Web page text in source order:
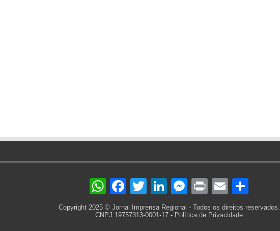
WhatsApp
Facebook
TwitterLinkedIn
Messenger
PrintEmail
Copyright 2025 © Jornal Imprensa Regional - Todos os direitos reservados.
CNPJ 19757313-0001-17 - Política de Privacidade